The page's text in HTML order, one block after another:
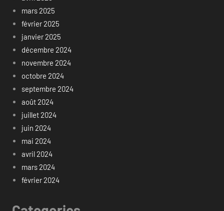
mars 2025
février 2025
janvier 2025
décembre 2024
novembre 2024
octobre 2024
septembre 2024
août 2024
juillet 2024
juin 2024
mai 2024
avril 2024
mars 2024
février 2024